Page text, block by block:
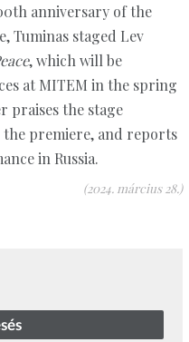
anniversary of the
Tuminas staged Lev
, which will be
at MITEM in the spring
praises the stage
premiere, and reports
in Russia.
(2024. március 28.)